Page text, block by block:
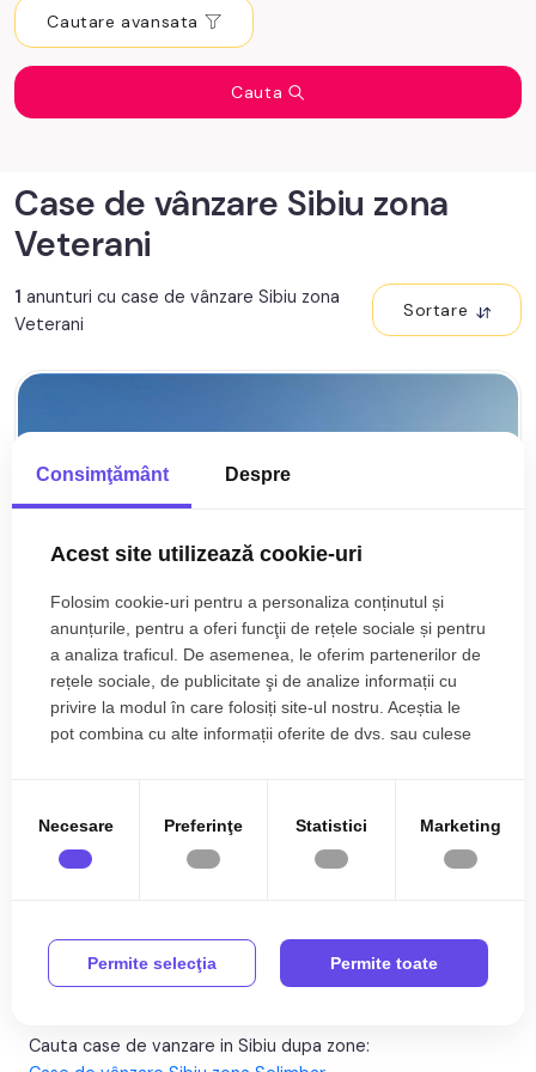
Cautare avansata
Cauta
Case de vânzare Sibiu zona
Veterani
1 anunturi cu case de vânzare Sibiu zona
Veterani
Sortare
Casa de tip duplex 4 camere 140 mpu 2 bai zona
Veterani in Sibiu
Cauta case de vanzare in Sibiu dupa zone:
Consimţământ Despre
Acest site utilizează cookie-uri
Folosim cookie-uri pentru a personaliza conținutul și
anunțurile, pentru a oferi funcţii de rețele sociale și pentru
a analiza traficul. De asemenea, le oferim partenerilor de
rețele sociale, de publicitate şi de analize informații cu
privire la modul în care folosiți site-ul nostru. Aceștia le
pot combina cu alte informații oferite de dvs. sau culese
Necesare Preferinţe Statistici Marketing
Permite selecţia Permite toate